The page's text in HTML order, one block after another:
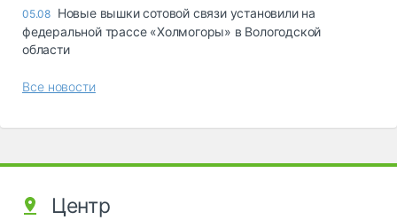
05.08 Новые вышки сотовой связи установили на
федеральной трассе «Холмогоры» в Вологодской
области
Все новости
Центр